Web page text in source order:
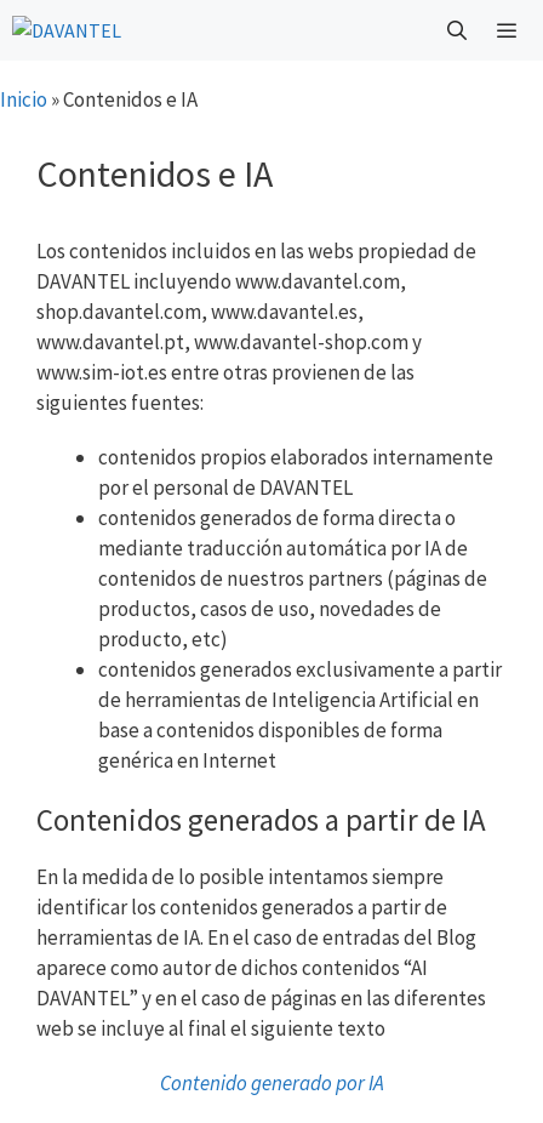
Saltar
al
Inicio »Contenidos e IA
Contenidos e IA
Los contenidos incluidos en las webs propiedad de
DAVANTEL incluyendo www.davantel.com,
shop.davantel.com, www.davantel.es,
www.davantel.pt, www.davantel-shop.com y
www.sim-iot.es entre otras provienen de las
siguientes fuentes:
contenidos propios elaborados internamente
por el personal de DAVANTEL
contenidos generados de forma directa o
mediante traducción automática por IA de
contenidos de nuestros partners (páginas de
productos, casos de uso, novedades de
producto, etc)
contenidos generados exclusivamente a partir
de herramientas de Inteligencia Artificial en
base a contenidos disponibles de forma
genérica en Internet
Contenidos generados a partir de IA
En la medida de lo posible intentamos siempre
identificar los contenidos generados a partir de
herramientas de IA. En el caso de entradas del Blog
aparece como autor de dichos contenidos “AI
DAVANTEL” y en el caso de páginas en las diferentes
web se incluye al final el siguiente texto
Contenido generado por IA